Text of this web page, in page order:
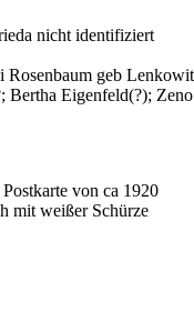
nicht identifiziert
geb
Eigenfeld(?);
von ca 1920
mit weißer Schürze